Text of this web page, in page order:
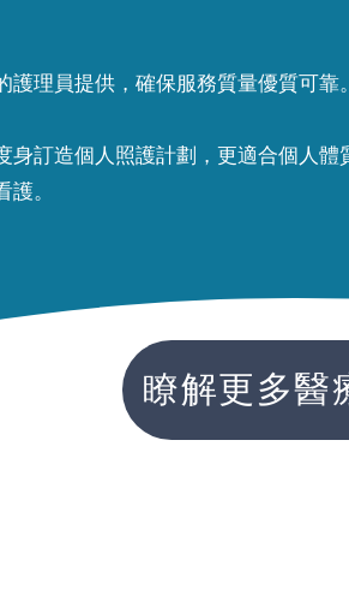
理員提供，確保服務質量優質可靠。
身訂造個人照護計劃，更適合個人體
。​
瞭解更多醫